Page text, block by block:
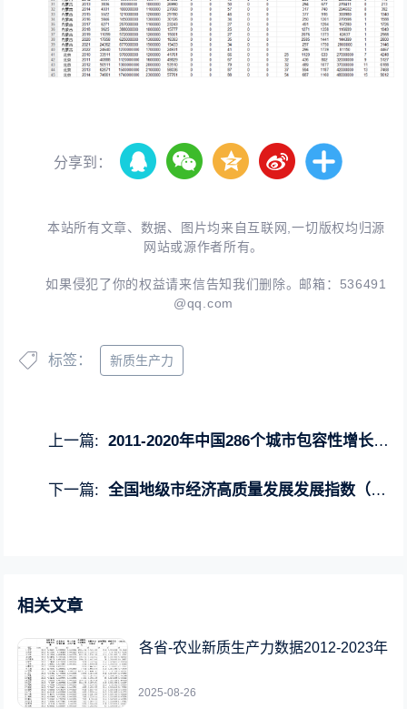
分享到：
本站所有文章、数据、图片均来自互联网,一切版权均归源
网站或源作者所有。
如果侵犯了你的权益请来信告知我们删除。邮箱： 536491
@qq.com
标签： 新质生产力
上一篇: 2011-2020年中国286个城市包容性增长指数
下一篇: 全国地级市经济高质量发展发展指数（2000-2021年）
相关文章
各省-农业新质生产力数据2012-2023年
2025-08-26